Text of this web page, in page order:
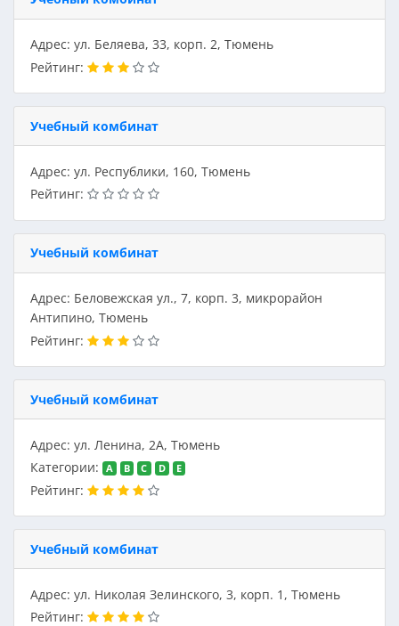
Адрес: ул. Беляева, 33, корп. 2, Тюмень
Рейтинг:
Учебный комбинат
Адрес: ул. Республики, 160, Тюмень
Рейтинг:
Учебный комбинат
Адрес: Беловежская ул., 7, корп. 3, микрорайон
Антипино, Тюмень
Рейтинг:
Учебный комбинат
Адрес: ул. Ленина, 2А, Тюмень
Категории:
A B C D E
Рейтинг:
Учебный комбинат
Адрес: ул. Николая Зелинского, 3, корп. 1, Тюмень
Рейтинг: